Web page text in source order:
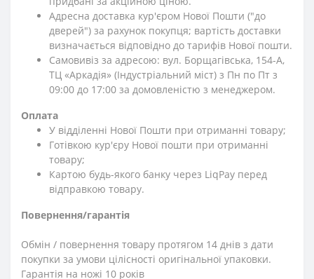
Адресна доставка кур'єром Нової Пошти ("до
дверей") за рахунок покупця; вартість доставки
визначається відповідно до тарифів Нової пошти.
Самовивіз за адресою: вул. Борщагівська, 154-А,
ТЦ «Аркадія» (Індустріальний міст) з Пн по Пт з
09:00 до 17:00 за домовленістю з менеджером.
Оплата
У відділенні Нової Пошти при отриманні товару;
Готівкою кур'єру Нової пошти при отриманні
товару;
Картою будь-якого банку через LiqPay перед
відправкою товару.
Повернення/гарантія
Обмін / повернення товару протягом 14 днів з дати
покупки за умови цілісності оригінальної упаковки.
Гарантія на ножі 10 років